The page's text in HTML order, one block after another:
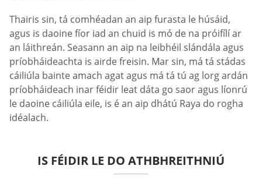
Thairis sin, tá comhéadan an aip furasta le húsáid,
agus is daoine fíor iad an chuid is mó de na próifílí ar
an láithreán. Seasann an aip na leibhéil slándála agus
príobháideachta is airde freisin. Mar sin, má tá stádas
cáiliúla bainte amach agat agus má tá tú ag lorg ardán
príobháideach inar féidir leat dáta go saor agus líonrú
le daoine cáiliúla eile, is é an aip dhátú Raya do rogha
idéalach.
IS FÉIDIR LE DO ATHBHREITHNIÚ